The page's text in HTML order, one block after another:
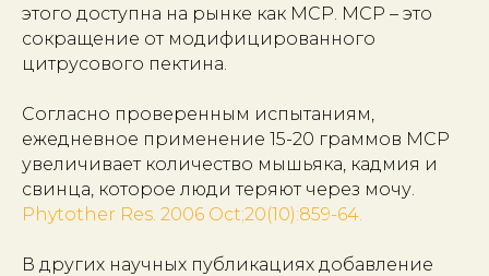
этого доступна на рынке как МСР. МСР – это
сокращение от модифицированного
цитрусового пектина.
Согласно проверенным испытаниям,
ежедневное применение 15-20 граммов МСР
увеличивает количество мышьяка, кадмия и
свинца, которое люди теряют через мочу.
Phytother Res. 2006 Oct;20(10):859-64.
В других научных публикациях добавление